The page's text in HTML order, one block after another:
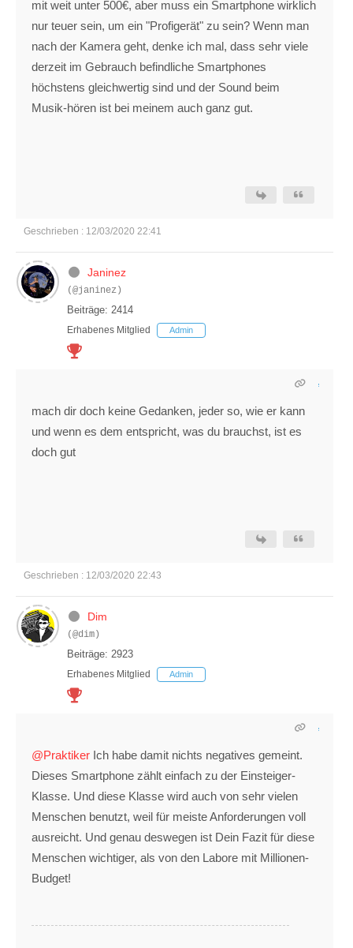
mit weit unter 500€, aber muss ein Smartphone wirklich
nur teuer sein, um ein "Profigerät" zu sein? Wenn man
nach der Kamera geht, denke ich mal, dass sehr viele
derzeit im Gebrauch befindliche Smartphones
höchstens gleichwertig sind und der Sound beim
Musik-hören ist bei meinem auch ganz gut.
Geschrieben : 12/03/2020 22:41
Janinez
(@janinez)
Beiträge: 2414
Erhabenes Mitglied Admin
mach dir doch keine Gedanken, jeder so, wie er kann
und wenn es dem entspricht, was du brauchst, ist es
doch gut
Geschrieben : 12/03/2020 22:43
Dim
(@dim)
Beiträge: 2923
Erhabenes Mitglied Admin
@Praktiker Ich habe damit nichts negatives gemeint.
Dieses Smartphone zählt einfach zu der Einsteiger-
Klasse. Und diese Klasse wird auch von sehr vielen
Menschen benutzt, weil für meiste Anforderungen voll
ausreicht. Und genau deswegen ist Dein Fazit für diese
Menschen wichtiger, als von den Labore mit Millionen-
Budget!